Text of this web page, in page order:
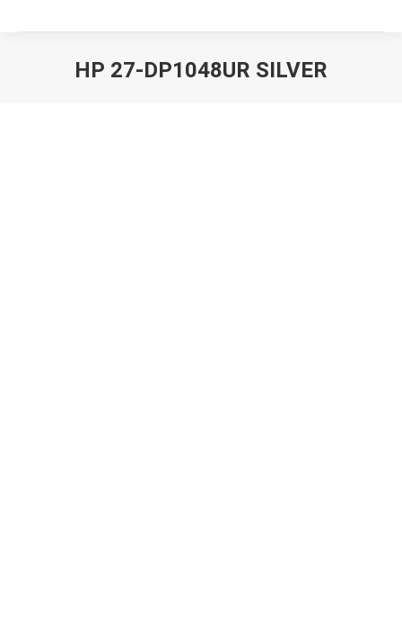
HP 27-DP1048UR SILVER